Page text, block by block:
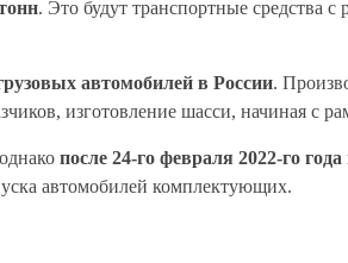
. Это будут транспортные средства
автомобилей в России.
изготовление шасси, начиная с
после 24-го февраля 2022-го
автомобилей комплектующих.